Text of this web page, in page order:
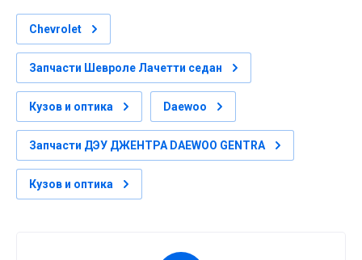
Сhevrolet
Запчасти Шевроле Лачетти седан
Кузов и оптика Daewoo
Запчасти ДЭУ ДЖЕНТРА DAEWOO GENTRA
Кузов и оптика